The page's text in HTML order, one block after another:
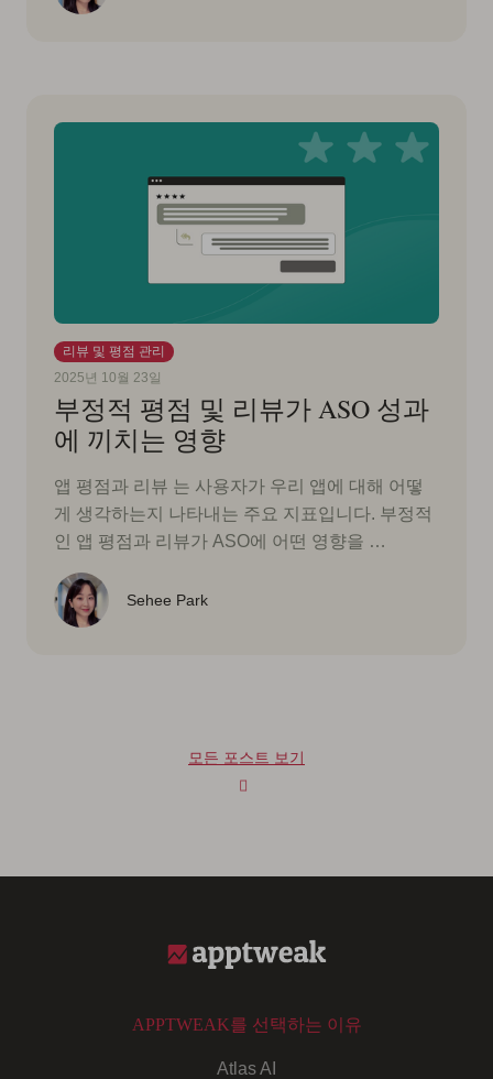
리뷰 및 평점 관리
2025년 10월 23일
부정적 평점 및 리뷰가 ASO 성과
에 끼치는 영향
앱 평점과 리뷰 는 사용자가 우리 앱에 대해 어떻
게 생각하는지 나타내는 주요 지표입니다. 부정적
인 앱 평점과 리뷰가 ASO에 어떤 영향을 …
Sehee Park
모든 포스트 보기
APPTWEAK를 선택하는 이유
Atlas AI